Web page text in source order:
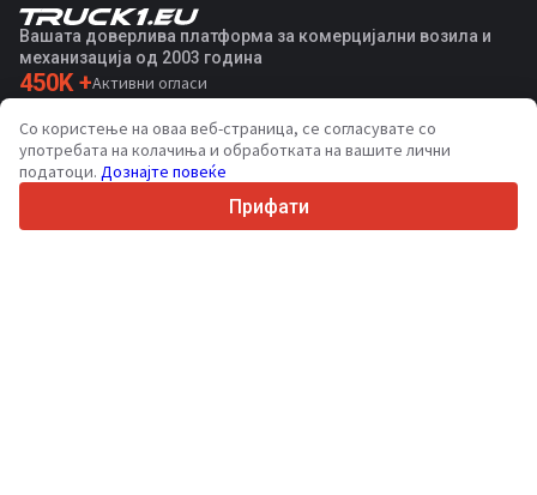
Вашата доверлива платформа за комерцијални возила и
механизација од 2003 година
450K +Активни огласи
36Поддржани јазици
4.7/5
Со користење на оваа веб-страница, се согласувате со
употребата на колачиња и обработката на вашите лични
податоци. Дознајте повеќе
Прифати